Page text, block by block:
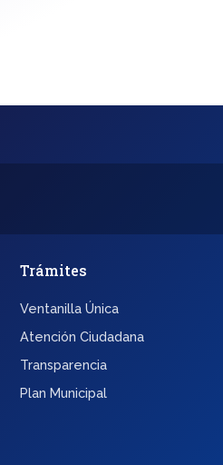
Trámites
Ventanilla Única
Atención Ciudadana
Transparencia
Plan Municipal
↔
Dx